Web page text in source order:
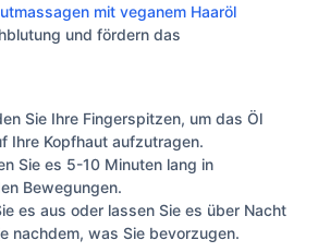
mit veganem Haaröl
und fördern das
Sie Ihre Fingerspitzen, um das Öl
Ihre Kopfhaut aufzutragen.
Sie es 5-10 Minuten lang in
Bewegungen.
es aus oder lassen Sie es über Nacht
nachdem, was Sie bevorzugen.